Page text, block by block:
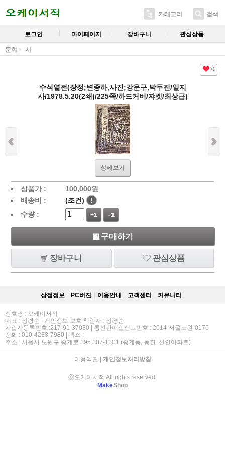
카테고리 검색
로그인 마이페이지 장바구니 관심상품
문학 시
0
수석열전(장정;변종하,사진;강운구,박두진/일지
사/1978.5.20(2쇄)/225쪽/하드커버/쟈켓/최상급)
상세보기
상품가 : 100,000원
배송비 :
(조건)
!
수량 :
+1 -1
구매하기
장바구니 관심상품
상점정보 PC버젼 이용안내 고객센터 커뮤니티
상호명 : 오케이서적
대표 : 정경순 | 개인정보 보호 책임자 : 정경순
사업자등록번호 :217-91-37030 | 통신판매업신고번호 : 2014-서울노원-0176
전화 : 010-4238-7980 | 팩스 :
주소 : 서울시 노원구 중계로 195 107-1201 (중계동, 동진, 신안아파트)
이용약관| 개인정보처리방침
ⓒ오케이서적 All rights reserved.
MakeShop